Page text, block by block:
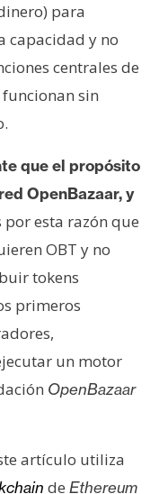
para
capacidad y no
centrales de
sin
que el propósito
OpenBazaar, y
por esta razón que
OBT y no
tokens
primeros
un motor
OpenBazaar
artículo utiliza
de Ethereum